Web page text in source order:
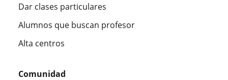
Dar clases particulares
Alumnos que buscan profesor
Alta centros
Comunidad